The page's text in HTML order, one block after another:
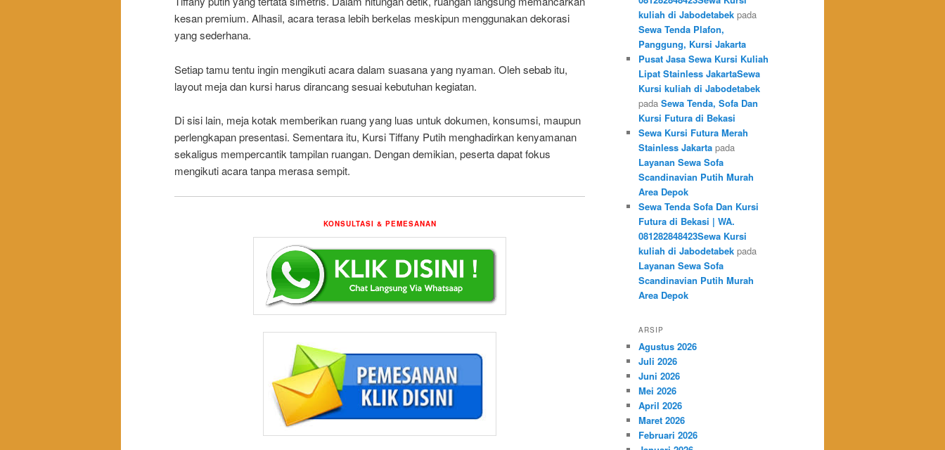
kesan premium. Alhasil, acara terasa lebih berkelas meskipun menggunakan dekorasi
yang sederhana.
Setiap tamu tentu ingin mengikuti acara dalam suasana yang nyaman. Oleh sebab itu,
layout meja dan kursi harus dirancang sesuai kebutuhan kegiatan.
Di sisi lain, meja kotak memberikan ruang yang luas untuk dokumen, konsumsi, maupun
perlengkapan presentasi. Sementara itu, Kursi Tiffany Putih menghadirkan kenyamanan
sekaligus mempercantik tampilan ruangan. Dengan demikian, peserta dapat fokus
mengikuti acara tanpa merasa sempit.
KONSULTASI & PEMESANAN
kuliah di Jabodetabek pada
Sewa Tenda Plafon,
Panggung, Kursi Jakarta
Pusat Jasa Sewa Kursi Kuliah
Lipat Stainless JakartaSewa
Kursi kuliah di Jabodetabek
pada Sewa Tenda, Sofa Dan
Kursi Futura di Bekasi
Sewa Kursi Futura Merah
Stainless Jakarta pada
Layanan Sewa Sofa
Scandinavian Putih Murah
Area Depok
Sewa Tenda Sofa Dan Kursi
Futura di Bekasi | WA.
081282848423Sewa Kursi
kuliah di Jabodetabek pada
Layanan Sewa Sofa
Scandinavian Putih Murah
Area Depok
ARSIP
Agustus 2026
Juli 2026
Juni 2026
Mei 2026
April 2026
Maret 2026
Februari 2026